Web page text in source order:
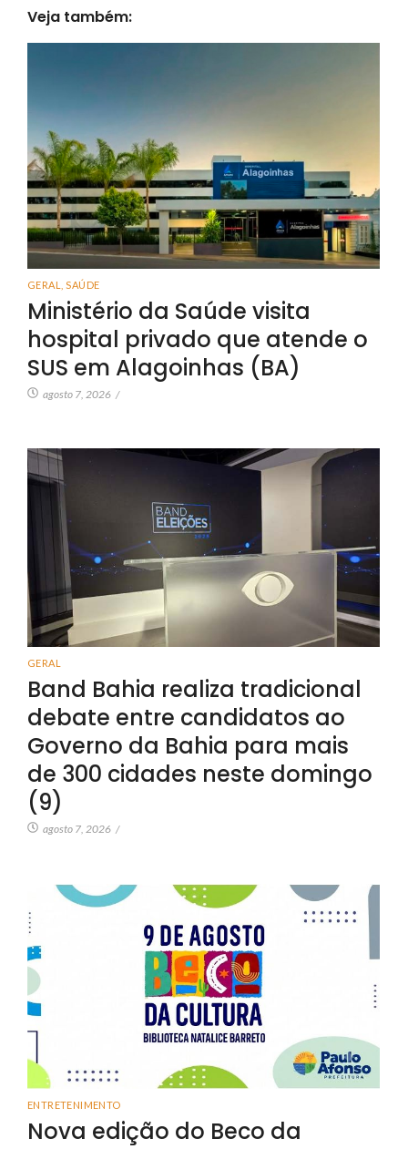
Veja também:
GERAL SAÚDE
Ministério da Saúde visita
hospital privado que atende o
SUS em Alagoinhas (BA)
agosto 7, 2026 /
GERAL
Band Bahia realiza tradicional
debate entre candidatos ao
Governo da Bahia para mais
de 300 cidades neste domingo
(9)
agosto 7, 2026 /
ENTRETENIMENTO
Nova edição do Beco da